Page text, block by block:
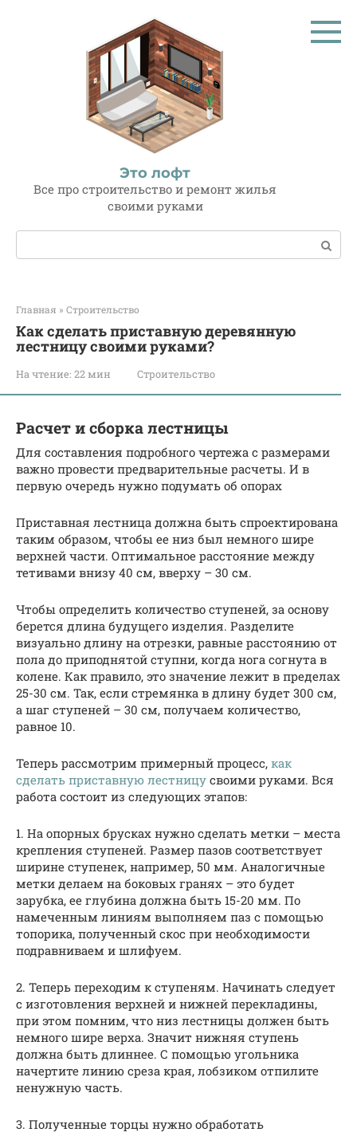
Это лофт
Все про строительство и ремонт жилья
своими руками
Поиск:
Главная » Строительство
Как сделать приставную деревянную
лестницу своими руками?
На чтение: 22 мин Строительство
Расчет и сборка лестницы
Для составления подробного чертежа с размерами
важно провести предварительные расчеты. И в
первую очередь нужно подумать об опорах
Приставная лестница должна быть спроектирована
таким образом, чтобы ее низ был немного шире
верхней части. Оптимальное расстояние между
тетивами внизу 40 см, вверху – 30 см.
Чтобы определить количество ступеней, за основу
берется длина будущего изделия. Разделите
визуально длину на отрезки, равные расстоянию от
пола до приподнятой ступни, когда нога согнута в
колене. Как правило, это значение лежит в пределах
25-30 см. Так, если стремянка в длину будет 300 см,
а шаг ступеней – 30 см, получаем количество,
равное 10.
Теперь рассмотрим примерный процесс, как
сделать приставную лестницу своими руками. Вся
работа состоит из следующих этапов:
1. На опорных брусках нужно сделать метки – места
крепления ступеней. Размер пазов соответствует
ширине ступенек, например, 50 мм. Аналогичные
метки делаем на боковых гранях – это будет
зарубка, ее глубина должна быть 15-20 мм. По
намеченным линиям выполняем паз с помощью
топорика, полученный скос при необходимости
подравниваем и шлифуем.
2. Теперь переходим к ступеням. Начинать следует
с изготовления верхней и нижней перекладины,
при этом помним, что низ лестницы должен быть
немного шире верха. Значит нижняя ступень
должна быть длиннее. С помощью угольника
начертите линию среза края, лобзиком отпилите
ненужную часть.
3. Полученные торцы нужно обработать